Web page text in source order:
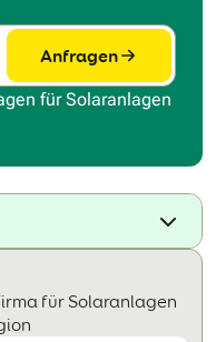
Anfragen
für Solaranlagen
für Solaranlagen